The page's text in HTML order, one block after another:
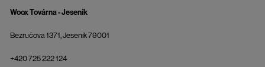
Woox Továrna - Jeseník
Bezručova 1371, Jeseník 79001
+420 725 222 124